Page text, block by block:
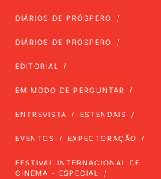
DIÁRIOS DE PRÓSPERO
DIÁRIOS DE PRÓSPERO
EDITORIAL
EM MODO DE PERGUNTAR
ENTREVISTA ESTENDAIS
EVENTOS EXPECTORAÇÃO
FESTIVAL INTERNACIONAL DE
CINEMA - ESPECIAL